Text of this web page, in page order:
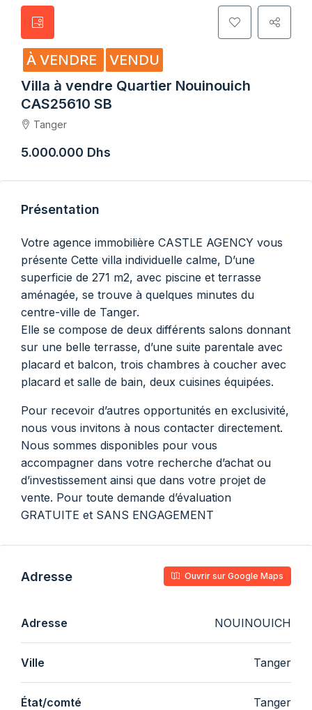
À VENDRE
VENDU
Villa à vendre Quartier Nouinouich
CAS25610 SB
Tanger
5.000.000 Dhs
Présentation
Votre agence immobilière CASTLE AGENCY vous
présente Cette villa individuelle calme, D’une
superficie de 271 m2, avec piscine et terrasse
aménagée, se trouve à quelques minutes du
centre-ville de Tanger.
Elle se compose de deux différents salons donnant
sur une belle terrasse, d’une suite parentale avec
placard et balcon, trois chambres à coucher avec
placard et salle de bain, deux cuisines équipées.
Pour recevoir d’autres opportunités en exclusivité,
nous vous invitons à nous contacter directement.
Nous sommes disponibles pour vous
accompagner dans votre recherche d’achat ou
d’investissement ainsi que dans votre projet de
vente. Pour toute demande d’évaluation
GRATUITE et SANS ENGAGEMENT
Adresse Ouvrir sur Google Maps
Adresse NOUINOUICH
Ville Tanger
État/comté Tanger